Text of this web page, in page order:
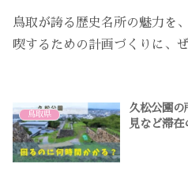
鳥取が誇る歴史名所の魅力を
喫するための計画づくりに、
鳥取県
久松公園の
見など滞